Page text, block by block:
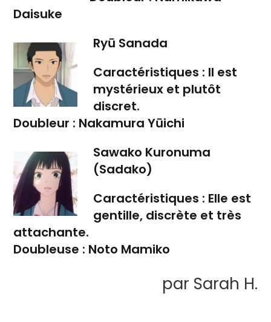
Daisuke
Ryū Sanada
Caractéristiques : Il est
mystérieux et plutôt
discret.
Doubleur : Nakamura Yūichi
Sawako Kuronuma
(Sadako)
Caractéristiques : Elle est
gentille, discrète et très
attachante.
Doubleuse : Noto Mamiko
par Sarah H.